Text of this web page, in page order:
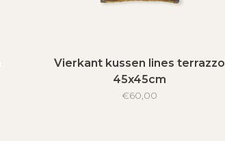
Vierkant kussen lines terrazzo
45x45cm
€60,00